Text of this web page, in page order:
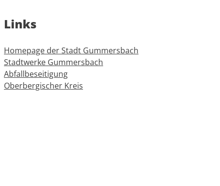
Links
Homepage der Stadt Gummersbach
Stadtwerke Gummersbach
Abfallbeseitigung
Oberbergischer Kreis